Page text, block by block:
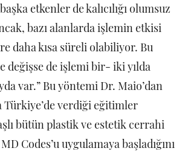
etkenler de kalıcılığı olumsuz
bazı alanlarda işlemin etkisi
daha kısa süreli olabiliyor. Bu
değişse de işlemi bir- iki yılda
var.” Bu yöntemi Dr. Maio’dan
Türkiye’de verdiği eğitimler
bütün plastik ve estetik cerrahi
Codes’u uygulamaya başladığını